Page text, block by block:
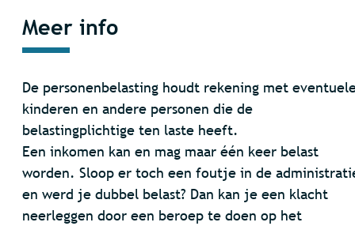
Meer info
De personenbelasting houdt rekening met
kinderen en andere personen die de
belastingplichtige ten laste heeft.
Een inkomen kan en mag maar één keer belast
worden. Sloop er toch een foutje in de
en werd je dubbel belast? Dan kan je een klacht
neerleggen door een beroep te doen op het